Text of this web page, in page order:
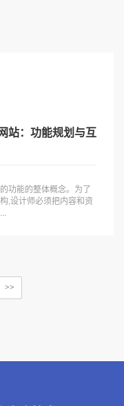
站：功能规划与互
功能的整体概念。为了
,设计师必须把内容和资
>>